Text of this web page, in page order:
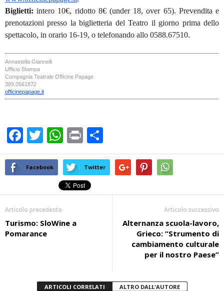
Biglietti: intero 10€, ridotto 8€(under 18, over 65). Prevendita e
prenotazioni presso la biglietteria del Teatro il giorno prima dello
spettacolo, in orario 16-19, o telefonando allo 0588.67510.
Annastella Giannelli
Ufficio Stampa
Compagnia Teatrale Officine Papage
389.0561872
officinepapage.it
F
a
c
b
o
o
T
wi
tt
W
h
at
s
A
p
Pr
in
t
o
n
vi
Facebook Twitter
Articolo precedente
Turismo: SloWine a
Pomarance
Articolo successivo
Alternanza scuola-lavoro,
Grieco: “Strumento di
cambiamento culturale
per il nostro Paese”
ARTICOLI CORRELATI ALTRO DALL'AUTORE